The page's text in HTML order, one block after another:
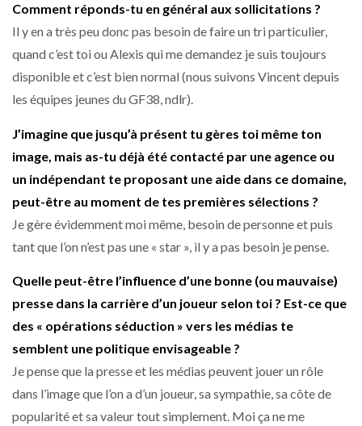
Comment réponds-tu en général aux sollicitations ?
Il y en a très peu donc pas besoin de faire un tri particulier,
quand c’est toi ou Alexis qui me demandez je suis toujours
disponible et c’est bien normal (nous suivons Vincent depuis
les équipes jeunes du GF38, ndlr).
J’imagine que jusqu’à présent tu gères toi même ton
image, mais as-tu déjà été contacté par une agence ou
un indépendant te proposant une aide dans ce domaine,
peut-être au moment de tes premières sélections ?
Je gère évidemment moi même, besoin de personne et puis
tant que l’on n’est pas une « star », il y a pas besoin je pense.
Quelle peut-être l’influence d’une bonne (ou mauvaise)
presse dans la carrière d’un joueur selon toi ? Est-ce que
des « opérations séduction » vers les médias te
semblent une politique envisageable ?
Je pense que la presse et les médias peuvent jouer un rôle
dans l’image que l’on a d’un joueur, sa sympathie, sa côte de
popularité et sa valeur tout simplement. Moi ça ne me